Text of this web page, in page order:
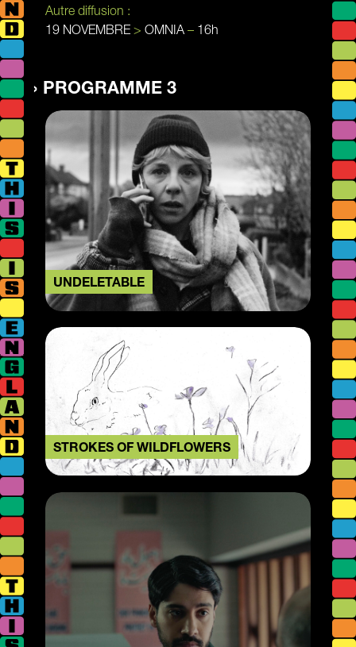
Autre diffusion :
19 NOVEMBRE > OMNIA – 16h
PROGRAMME 3
UNDELETABLE
STROKES OF WILDFLOWERS